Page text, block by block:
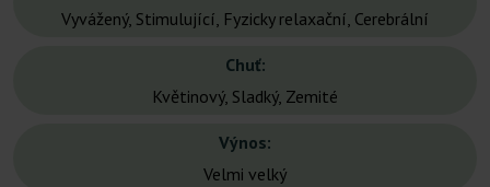
Vyvážený, Stimulující, Fyzicky relaxační, Cerebrální
Chuť:
Květinový, Sladký, Zemité
Výnos:
Velmi velký